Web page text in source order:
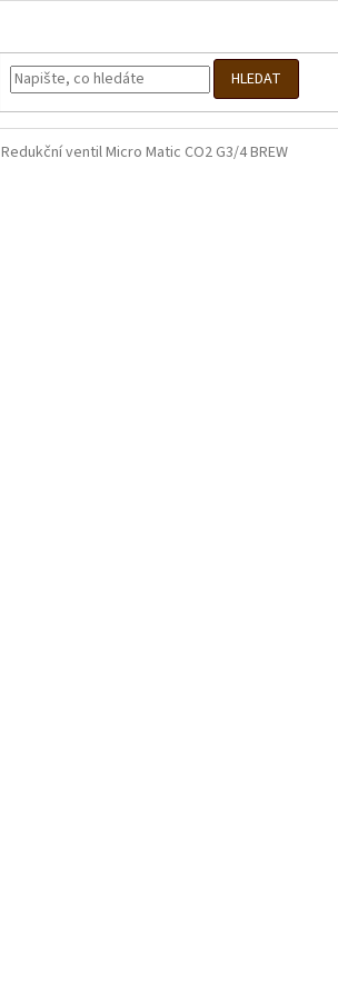
HLEDAT
Redukční ventil Micro Matic CO2 G3/4 BREW